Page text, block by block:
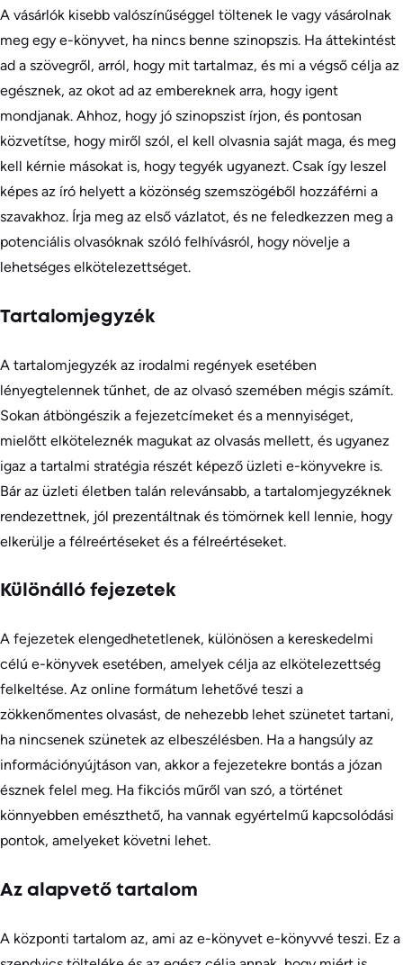
A vásárlók kisebb valószínűséggel töltenek le vagy vásárolnak
meg egy e-könyvet, ha nincs benne szinopszis. Ha áttekintést
ad a szövegről, arról, hogy mit tartalmaz, és mi a végső célja az
egésznek, az okot ad az embereknek arra, hogy igent
mondjanak. Ahhoz, hogy jó szinopszist írjon, és pontosan
közvetítse, hogy miről szól, el kell olvasnia saját maga, és meg
kell kérnie másokat is, hogy tegyék ugyanezt. Csak így leszel
képes az író helyett a közönség szemszögéből hozzáférni a
szavakhoz. Írja meg az első vázlatot, és ne feledkezzen meg a
potenciális olvasóknak szóló felhívásról, hogy növelje a
lehetséges elkötelezettséget.
Tartalomjegyzék
A tartalomjegyzék az irodalmi regények esetében
lényegtelennek tűnhet, de az olvasó szemében mégis számít.
Sokan átböngészik a fejezetcímeket és a mennyiséget,
mielőtt elköteleznék magukat az olvasás mellett, és ugyanez
igaz a tartalmi stratégia részét képező üzleti e-könyvekre is.
Bár az üzleti életben talán relevánsabb, a tartalomjegyzéknek
rendezettnek, jól prezentáltnak és tömörnek kell lennie, hogy
elkerülje a félreértéseket és a félreértéseket.
Különálló fejezetek
A fejezetek elengedhetetlenek, különösen a kereskedelmi
célú e-könyvek esetében, amelyek célja az elkötelezettség
felkeltése. Az online formátum lehetővé teszi a
zökkenőmentes olvasást, de nehezebb lehet szünetet tartani,
ha nincsenek szünetek az elbeszélésben. Ha a hangsúly az
információnyújtáson van, akkor a fejezetekre bontás a józan
észnek felel meg. Ha fikciós műről van szó, a történet
könnyebben emészthető, ha vannak egyértelmű kapcsolódási
pontok, amelyeket követni lehet.
Az alapvető tartalom
A központi tartalom az, ami az e-könyvet e-könyvvé teszi. Ez a